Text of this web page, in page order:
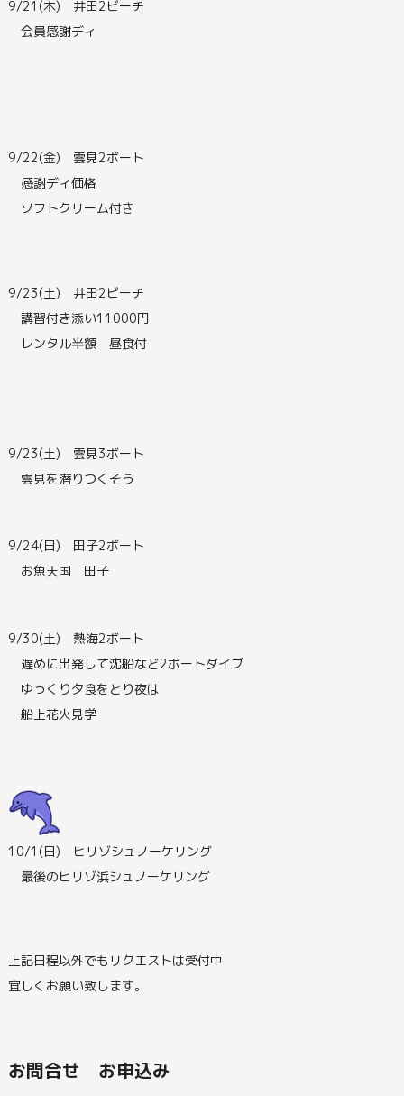
9/21(木) 井田2ビーチ
会員感謝ディ
9/22(金) 雲見2ボート
感謝ディ価格
ソフトクリーム付き
9/23(土) 井田2ビーチ
講習付き添い11000円
レンタル半額 昼食付
9/23(土) 雲見3ボート
雲見を潜りつくそう
9/24(日) 田子2ボート
お魚天国 田子
9/30(土) 熱海2ボート
遅めに出発して沈船など2ボートダイブ
ゆっくり夕食をとり夜は
船上花火見学
10/1(日) ヒリゾシュノーケリング
最後のヒリゾ浜シュノーケリング
上記日程以外でもリクエストは受付中
宜しくお願い致します。
お問合せ お申込み